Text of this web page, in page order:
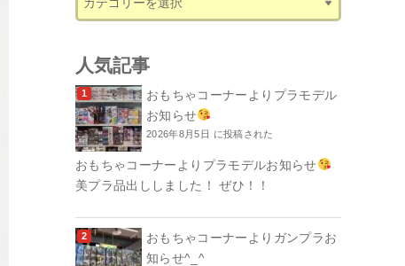
人気記事
おもちゃコーナーよりプラモデル
お知らせ
2026年8月5日 に投稿された
おもちゃコーナーよりプラモデルお知らせ
美プラ品出ししました！ ぜひ！！
おもちゃコーナーよりガンプラお
知らせ^_^